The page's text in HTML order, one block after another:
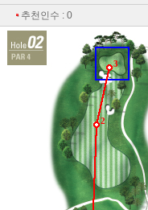
추천인수 : 0
2
3